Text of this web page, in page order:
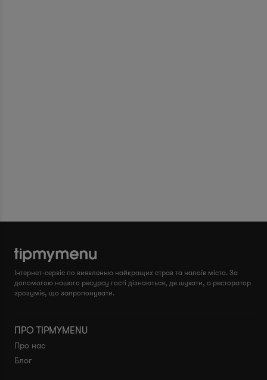
Інтернет-сервіс по виявленню найкращих страв та напоїв міста. За
допомогою нашого ресурсу гості дізнаються, де шукати, а ресторатор
зрозуміє, що запропонувати.
ПРО TIPMYMENU
Про нас
Блог